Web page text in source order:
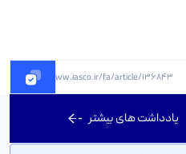
https://www.iasco.ir/fa/article/136843
یادداشت های بیشتر